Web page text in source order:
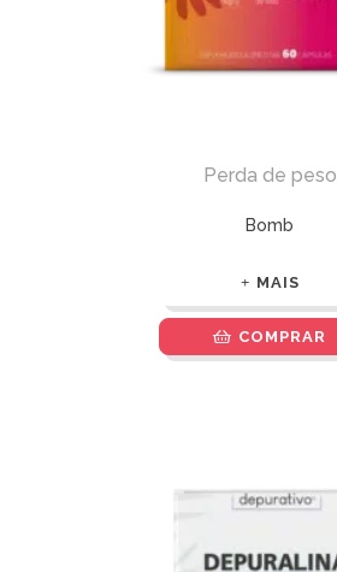
Perda de peso
Bomb
MAIS
COMPRAR